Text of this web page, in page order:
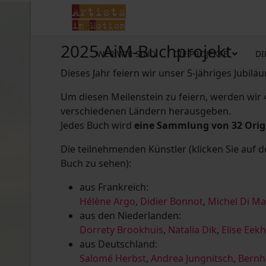
WER WIR SIND DIE PROJEKTE
2025 AiM-Buchprojekt
Dieses Jahr feiern wir unser 5-jähriges
Um diesen Meilenstein zu feiern, werden
verschiedenen Ländern herausgeben.
Jedes Buch wird eine Sammlung von 32
Die teilnehmenden Künstler (klicken Sie auf
Buch zu sehen):
aus Frankreich:
Hélène Argo, Didier Bonnot, Michel Di
aus den Niederlanden:
Dorrety Brookhuis, Natalia Dik, Elise
aus Deutschland:
Salomé Herbst, Andrea Jungnitsch,